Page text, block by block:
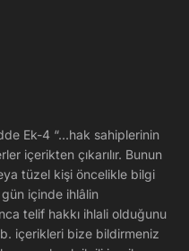
Ek-4 “…hak sahiplerinin
içerikten çıkarılır. Bunun
tüzel kişi öncelikle bilgi
gün içinde ihlâlin
telif hakkı ihlali olduğunu
içerikleri bize bildirmeniz